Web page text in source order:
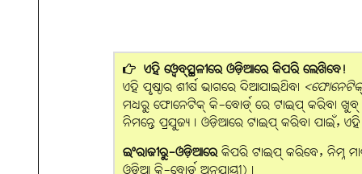
ଏହି ୱେବ୍‌ସ୍ଥଳୀରେ ଓଡ଼ିଆରେ କିପରି ଲେଖିବେ!
ଏହି ପୃଷ୍ଠାର ଶୀର୍ଷ ଭାଗରେ ଦିଆଯାଇଥିବା
ମଧ୍ୟରୁ ଫୋନେଟିକ୍ କି-ବୋର୍ଡ୍ ରେ ଟାଇପ୍ କରିବା ଖୁବ୍
ନିମନ୍ତେ ପ୍ରଯୁଜ୍ୟ। ଓଡ଼ିଆରେ ଟାଇପ୍ କରିବା ପାଇଁ,
ଇଂରାଜୀରୁ-ଓଡ଼ିଆରେକିପରି ଟାଇପ୍ କରିବେ, ନିମ୍ନ